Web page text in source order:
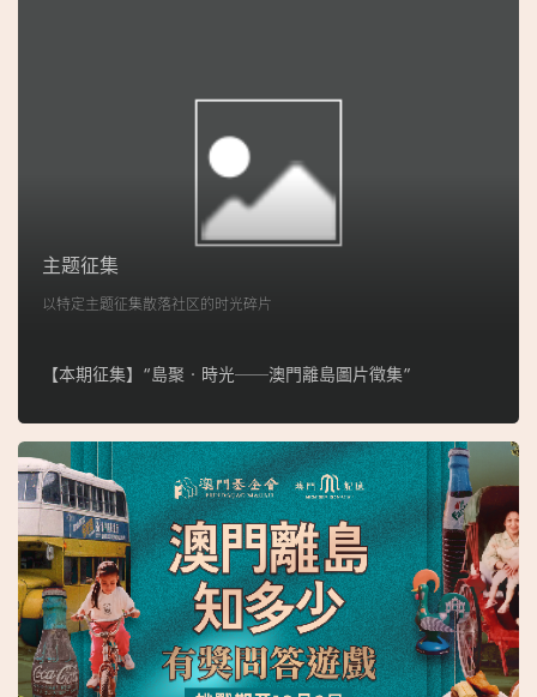
主题征集
以特定主题征集散落社区的时光碎片
【本期征集】“島聚‧時光──澳門離島圖片徵集”